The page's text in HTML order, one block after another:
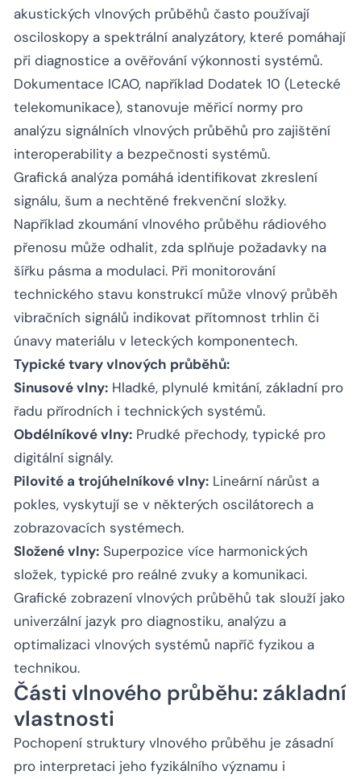
akustických vlnových průběhů často používají
osciloskopy a spektrální analyzátory, které pomáhají
při diagnostice a ověřování výkonnosti systémů.
Dokumentace ICAO, například Dodatek 10 (Letecké
telekomunikace), stanovuje měřicí normy pro
analýzu signálních vlnových průběhů pro zajištění
interoperability a bezpečnosti systémů.
Grafická analýza pomáhá identifikovat zkreslení
signálu, šum a nechtěné frekvenční složky.
Například zkoumání vlnového průběhu rádiového
přenosu může odhalit, zda splňuje požadavky na
šířku pásma a modulaci. Při monitorování
technického stavu konstrukcí může vlnový průběh
vibračních signálů indikovat přítomnost trhlin či
únavy materiálu v leteckých komponentech.
Typické tvary vlnových průběhů:
Sinusové vlny: Hladké, plynulé kmitání, základní pro
řadu přírodních i technických systémů.
Obdélníkové vlny: Prudké přechody, typické pro
digitální signály.
Pilovité a trojúhelníkové vlny: Lineární nárůst a
pokles, vyskytují se v některých oscilátorech a
zobrazovacích systémech.
Složené vlny: Superpozice více harmonických
složek, typické pro reálné zvuky a komunikaci.
Grafické zobrazení vlnových průběhů tak slouží jako
univerzální jazyk pro diagnostiku, analýzu a
optimalizaci vlnových systémů napříč fyzikou a
technikou.
Části vlnového průběhu: základní
vlastnosti
Pochopení struktury vlnového průběhu je zásadní
pro interpretaci jeho fyzikálního významu i